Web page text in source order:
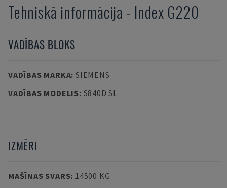
Tehniskā informācija - Index G220
VADĪBAS BLOKS
VADĪBAS MARKA: SIEMENS
VADĪBAS MODELIS: S840D SL
IZMĒRI
MAŠĪNAS SVARS: 14500 KG